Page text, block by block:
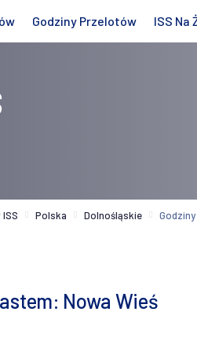
Godziny Przelotów ISS Na
Polska Dolnośląskie
Nowa Wieś